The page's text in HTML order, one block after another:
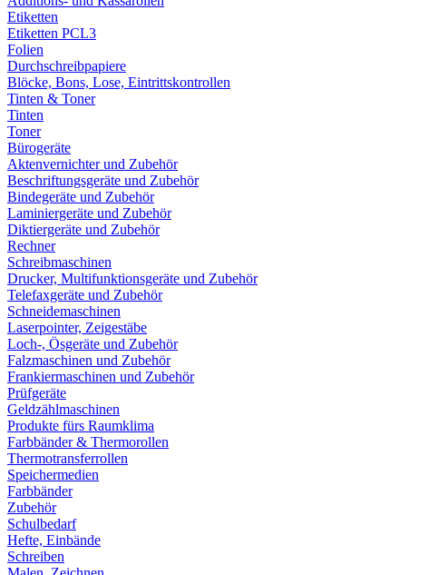
Etiketten
Etiketten PCL3
Folien
Durchschreibpapiere
Blöcke, Bons, Lose, Eintrittskontrollen
Tinten & Toner
Tinten
Toner
Bürogeräte
Aktenvernichter und Zubehör
Beschriftungsgeräte und Zubehör
Bindegeräte und Zubehör
Laminiergeräte und Zubehör
Diktiergeräte und Zubehör
Rechner
Schreibmaschinen
Drucker, Multifunktionsgeräte und Zubehör
Telefaxgeräte und Zubehör
Schneidemaschinen
Laserpointer, Zeigestäbe
Loch-, Ösgeräte und Zubehör
Falzmaschinen und Zubehör
Frankiermaschinen und Zubehör
Prüfgeräte
Geldzählmaschinen
Produkte fürs Raumklima
Farbbänder & Thermorollen
Thermotransferrollen
Speichermedien
Farbbänder
Zubehör
Schulbedarf
Hefte, Einbände
Schreiben